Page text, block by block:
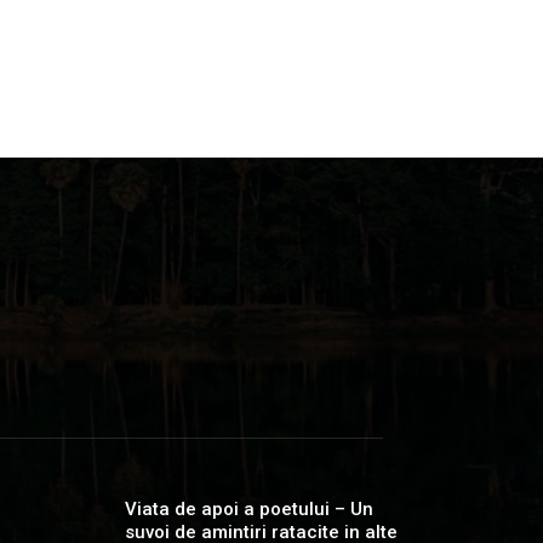
Viata de apoi a poetului – Un
suvoi de amintiri ratacite in alte